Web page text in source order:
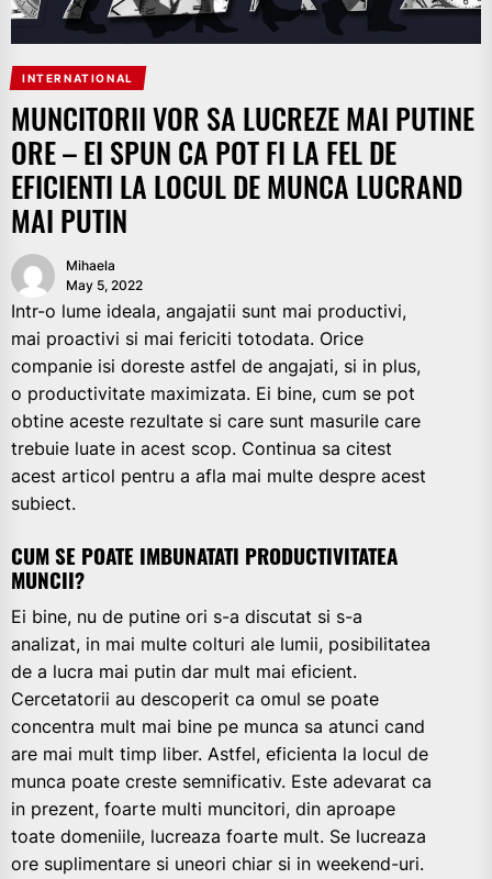
INTERNATIONAL
MUNCITORII VOR SA LUCREZE MAI PUTINE
ORE – EI SPUN CA POT FI LA FEL DE
EFICIENTI LA LOCUL DE MUNCA LUCRAND
MAI PUTIN
Mihaela
May 5, 2022
Intr-o lume ideala, angajatii sunt mai productivi,
mai proactivi si mai fericiti totodata. Orice
companie isi doreste astfel de angajati, si in plus,
o productivitate maximizata. Ei bine, cum se pot
obtine aceste rezultate si care sunt masurile care
trebuie luate in acest scop. Continua sa citest
acest articol pentru a afla mai multe despre acest
subiect.
CUM SE POATE IMBUNATATI PRODUCTIVITATEA
MUNCII?
Ei bine, nu de putine ori s-a discutat si s-a
analizat, in mai multe colturi ale lumii, posibilitatea
de a lucra mai putin dar mult mai eficient.
Cercetatorii au descoperit ca omul se poate
concentra mult mai bine pe munca sa atunci cand
are mai mult timp liber. Astfel, eficienta la locul de
munca poate creste semnificativ. Este adevarat ca
in prezent, foarte multi muncitori, din aproape
toate domeniile, lucreaza foarte mult. Se lucreaza
ore suplimentare si uneori chiar si in weekend-uri.